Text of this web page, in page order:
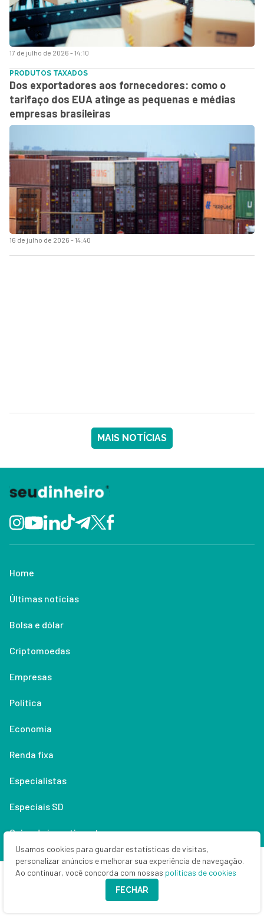
17 de julho de 2026 - 14:10
16 de julho de 2026 - 14:40
PRODUTOS TAXADOS
Dos exportadores aos fornecedores: como o
tarifaço dos EUA atinge as pequenas e médias
empresas brasileiras
MAIS NOTÍCIAS
Home
Últimas notícias
Bolsa e dólar
Criptomoedas
Empresas
Política
Economia
Renda fixa
Especialistas
Especiais SD
Guias de investimento
SD branded
Usamos cookies para guardar estatísticas de visitas,
personalizar anúncios e melhorar sua experiência de navegação.
Ao continuar, você concorda com nossas políticas de cookies
FECHAR